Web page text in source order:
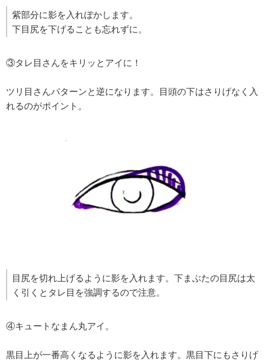
紫部分に影を入れぼかします。
下目尻を下げることも忘れずに。
③タレ目さんをキリッとアイに！
ツリ目さんパターンと逆になります。目頭の下はさりげなく入
れるのがポイント。
目尻を切れ上げるように影を入れます。下まぶたの目尻は太
く引くとタレ目を強調するので注意。
④キュートなまん丸アイ。
黒目上が一番高くなるように影を入れます。黒目下にもさりげ